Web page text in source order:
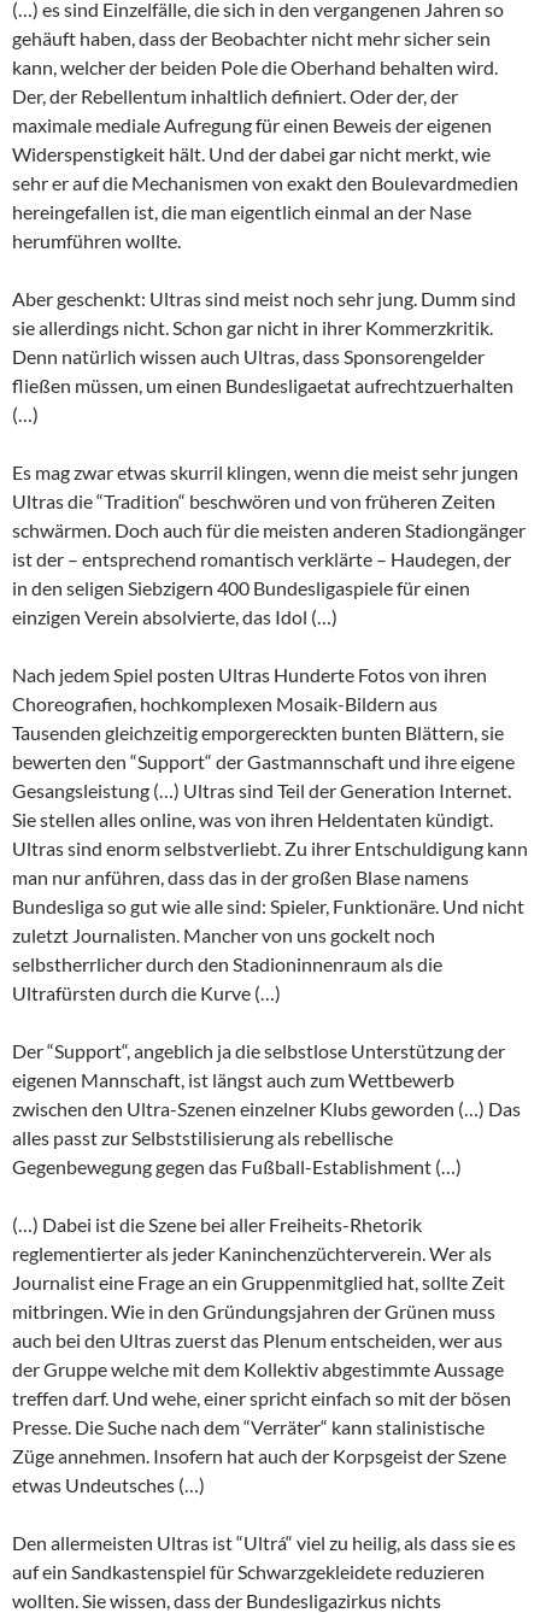
(…) es sind Einzelfälle, die sich in den vergangenen Jahren so
gehäuft haben, dass der Beobachter nicht mehr sicher sein
kann, welcher der beiden Pole die Oberhand behalten wird.
Der, der Rebellentum inhaltlich definiert. Oder der, der
maximale mediale Aufregung für einen Beweis der eigenen
Widerspenstigkeit hält. Und der dabei gar nicht merkt, wie
sehr er auf die Mechanismen von exakt den Boulevardmedien
hereingefallen ist, die man eigentlich einmal an der Nase
herumführen wollte.
Aber geschenkt: Ultras sind meist noch sehr jung. Dumm sind
sie allerdings nicht. Schon gar nicht in ihrer Kommerzkritik.
Denn natürlich wissen auch Ultras, dass Sponsorengelder
fließen müssen, um einen Bundesligaetat aufrechtzuerhalten
(…)
Es mag zwar etwas skurril klingen, wenn die meist sehr jungen
Ultras die “Tradition“ beschwören und von früheren Zeiten
schwärmen. Doch auch für die meisten anderen Stadiongänger
ist der – entsprechend romantisch verklärte – Haudegen, der
in den seligen Siebzigern 400 Bundesligaspiele für einen
einzigen Verein absolvierte, das Idol (…)
Nach jedem Spiel posten Ultras Hunderte Fotos von ihren
Choreografien, hochkomplexen Mosaik-Bildern aus
Tausenden gleichzeitig emporgereckten bunten Blättern, sie
bewerten den “Support“ der Gastmannschaft und ihre eigene
Gesangsleistung (…) Ultras sind Teil der Generation Internet.
Sie stellen alles online, was von ihren Heldentaten kündigt.
Ultras sind enorm selbstverliebt. Zu ihrer Entschuldigung kann
man nur anführen, dass das in der großen Blase namens
Bundesliga so gut wie alle sind: Spieler, Funktionäre. Und nicht
zuletzt Journalisten. Mancher von uns gockelt noch
selbstherrlicher durch den Stadioninnenraum als die
Ultrafürsten durch die Kurve (…)
Der “Support“, angeblich ja die selbstlose Unterstützung der
eigenen Mannschaft, ist längst auch zum Wettbewerb
zwischen den Ultra-Szenen einzelner Klubs geworden (…) Das
alles passt zur Selbststilisierung als rebellische
Gegenbewegung gegen das Fußball-Establishment (…)
(…) Dabei ist die Szene bei aller Freiheits-Rhetorik
reglementierter als jeder Kaninchenzüchterverein. Wer als
Journalist eine Frage an ein Gruppenmitglied hat, sollte Zeit
mitbringen. Wie in den Gründungsjahren der Grünen muss
auch bei den Ultras zuerst das Plenum entscheiden, wer aus
der Gruppe welche mit dem Kollektiv abgestimmte Aussage
treffen darf. Und wehe, einer spricht einfach so mit der bösen
Presse. Die Suche nach dem “Verräter“ kann stalinistische
Züge annehmen. Insofern hat auch der Korpsgeist der Szene
etwas Undeutsches (…)
Den allermeisten Ultras ist “Ultrá“ viel zu heilig, als dass sie es
auf ein Sandkastenspiel für Schwarzgekleidete reduzieren
wollten. Sie wissen, dass der Bundesligazirkus nichts